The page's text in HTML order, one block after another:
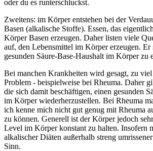
oder du es runterschluckst.
Zweitens: im Körper entstehen bei der
Basen (alkalische Stoffe). Essen, das
Körper Basen erzeugen. Daher listen viele
auf, den Lebensmittel im Körper erzeugen. Er
gesunden Säure-Base-Haushalt im Körper zu
Bei manchen Krankheiten wird gesagt, zu viel
Problem - beispielweise bei Rheuma. Daher
die sich damit beschäftigen, einen gesunden
im Körper wiederherzustellen. Bei Rheuma
ich kenne mich nicht gut genug mit Rheuma
zu können. Generell ist der Körper jedoch
Level im Körper konstant zu halten. Insofern
alkalischer Diäten außerhalb streng
Sinn.